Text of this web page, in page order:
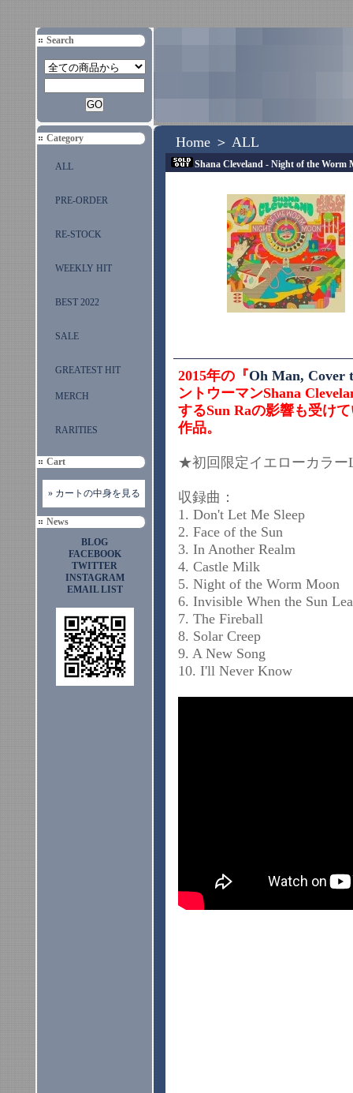
Search
Category
ALL
PRE-ORDER
RE-STOCK
WEEKLY HIT
BEST 2022
SALE
GREATEST HIT
MERCH
RARITIES
Cart
» カートの中身を見る
News
BLOG
FACEBOOK
TWITTER
INSTAGRAM
EMAIL LIST
Home ＞ ALL
Shana Cleveland - Night of the Worm
2015年の『Oh Man, Cover
ントウーマンShana
するSun Raの影響も受け
作品。
★初回限定イエローカラー
収録曲：
1. Don't Let Me Sleep
2. Face of the Sun
3. In Another Realm
4. Castle Milk
5. Night of the Worm Moon
6. Invisible When the Sun
7. The Fireball
8. Solar Creep
9. A New Song
10. I'll Never Know